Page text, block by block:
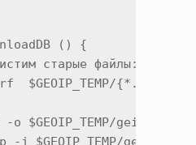
() {
старые файлы:
$GEOIP_TEMP/
-o $GEOIP_TEMP/
-j $GEOIP_TEMP/